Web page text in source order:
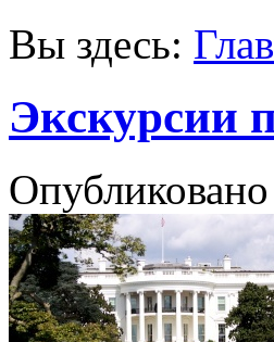
Вы здесь:
Экскурсии